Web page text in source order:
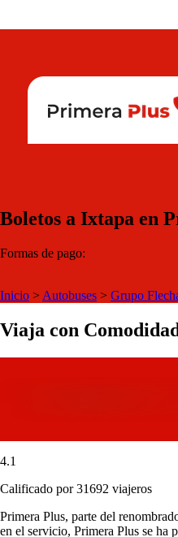
Boletos a Ixtapa en
Formas de pago:
Inicio > Autobuses > Grupo
Viaja con
4.1
Calificado por 31692 viajeros
Primera Plus, parte del
en el servicio, Primera Plus se ha